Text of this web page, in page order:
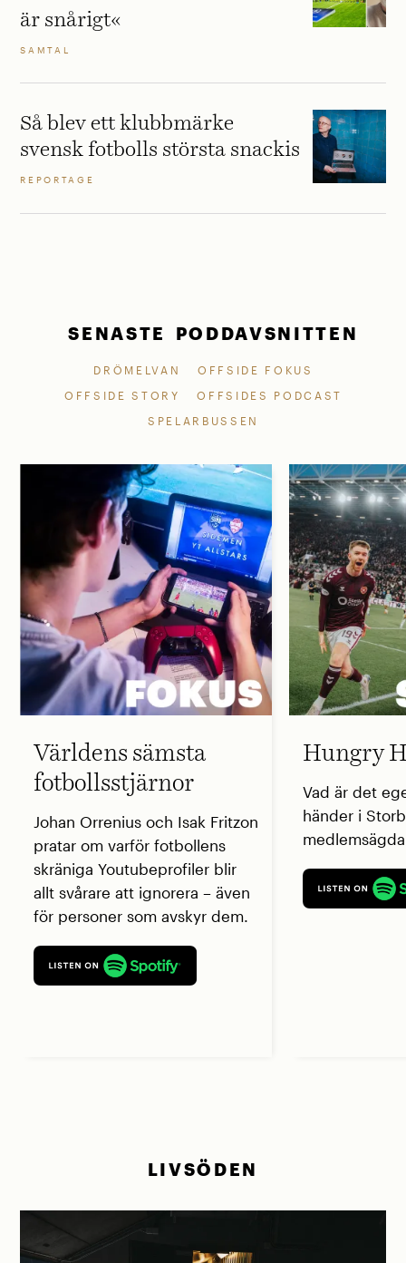
är snårigt«
SAMTAL
Så blev ett klubbmärke
svensk fotbolls största snackis
REPORTAGE
SENASTE PODDAVSNITTEN
DRÖMELVAN
OFFSIDE FOKUS
OFFSIDE STORY
OFFSIDES PODCAST
SPELARBUSSEN
Världens sämsta
fotbollsstjärnor
Johan Orrenius och Isak Fritzon
pratar om varför fotbollens
skräniga Youtubeprofiler blir
allt svårare att ignorera – även
för personer som avskyr dem.
Hungry
Vad är det
händer i
LIVSÖDEN